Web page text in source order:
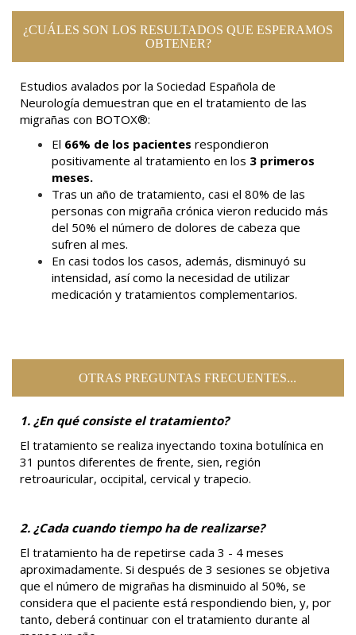
¿CUÁLES SON LOS RESULTADOS QUE ESPERAMOS
OBTENER?
Estudios avalados por la Sociedad Española de
Neurología demuestran que en el tratamiento de las
migrañas con BOTOX®:
El 66% de los pacientes respondieron
positivamente al tratamiento en los 3 primeros
meses.
Tras un año de tratamiento, casi el 80% de las
personas con migraña crónica vieron reducido más
del 50% el número de dolores de cabeza que
sufren al mes.
En casi todos los casos, además, disminuyó su
intensidad, así como la necesidad de utilizar
medicación y tratamientos complementarios.
OTRAS PREGUNTAS FRECUENTES...
1. ¿En qué consiste el tratamiento?
El tratamiento se realiza inyectando toxina botulínica en
31 puntos diferentes de frente, sien, región
retroauricular, occipital, cervical y trapecio.
2. ¿Cada cuando tiempo ha de realizarse?
El tratamiento ha de repetirse cada 3 - 4 meses
aproximadamente. Si después de 3 sesiones se objetiva
que el número de migrañas ha disminuido al 50%, se
considera que el paciente está respondiendo bien, y, por
tanto, deberá continuar con el tratamiento durante al